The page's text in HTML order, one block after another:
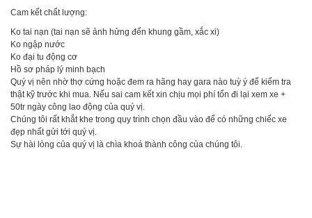
Cam kết chất lượng:
Ko tai nạn (tai nạn sẽ ảnh hửng đến khung gầm, xắc xi)
Ko ngập nước
Ko đại tu động cơ
Hồ sơ pháp lý minh bạch
Quý vị nên nhờ thợ cứng hoặc đem ra hãng hay gara nào tuỳ ý để kiểm tra
thật kỹ trước khi mua. Nếu sai cam kết xin chịu mọi phí tổn đi lại xem xe +
50tr ngày công lao động của quý vị.
Chúng tôi rất khắt khe trong quy trình chọn đầu vào để có những chiếc xe
đẹp nhất gửi tới quý vị.
Sự hài lòng của quý vị là chìa khoá thành công của chúng tôi.